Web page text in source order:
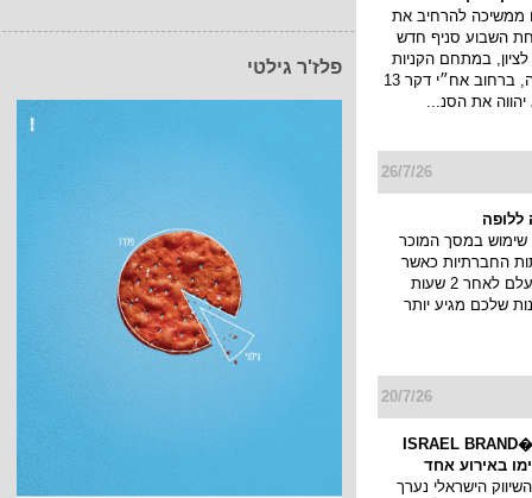
פלז'ר גילטי
ממשיכה להרחיב את
השבוע סניף חדש
במתחם הקניות
והבילוי פרוטאה, ברחוב אח״י דקר 13
את הסנ...
26/7/26
שימוש במסך המוכר
החברתיות כאשר
הסטורי שלך נעלם לאחר 2 שעות
שלכם מגיע יותר
20/7/26
כנס המיתוג ו�ISRAEL BRAND
הישראלי נערך